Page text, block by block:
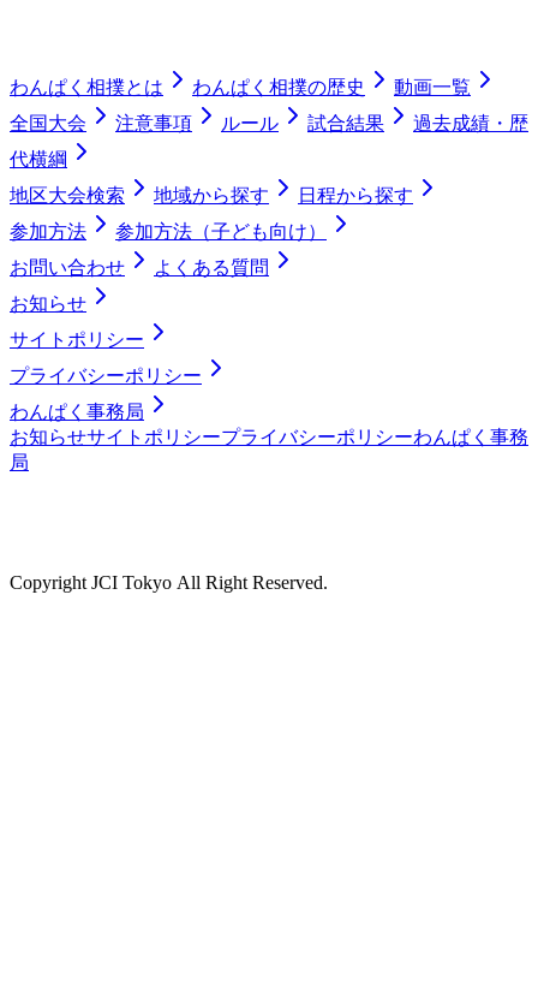
わんぱく相撲とは わんぱく相撲の歴史
動画一覧
全国大会
注意事項 ルール 試合結果
過去成績・歴
代横綱
地区大会検索
地域から探す
日程から探す
参加方法
参加方法（子ども向け）
お問い合わせ
よくある質問
お知らせ
サイトポリシー
プライバシーポリシー
わんぱく事務局
お知らせサイトポリシープライバシーポリシーわんぱく事務
局
Copyright JCI Tokyo All Right Reserved.